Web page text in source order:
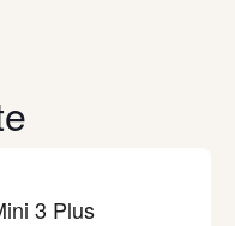
3 Plus